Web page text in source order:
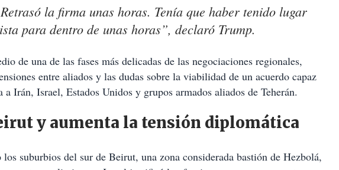
la firma unas horas. Tenía que haber tenido lugar
para dentro de unas horas”, declaró Trump.
de una de las fases más delicadas de las negociaciones regionales,
entre aliados y las dudas sobre la viabilidad de un acuerdo capaz
Irán, Israel, Estados Unidos y grupos armados aliados de Teherán.
y aumenta la tensión diplomática
suburbios del sur de Beirut, una zona considerada bastión de Hezbolá,